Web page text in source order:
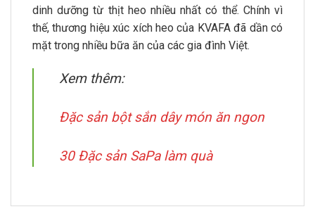
dinh dưỡng từ thịt heo nhiều nhất có thể. Chính vì
thế, thương hiệu xúc xích heo của KVAFA đã dần có
mặt trong nhiều bữa ăn của các gia đình Việt.
Xem thêm:
Đặc sản bột sắn dây món ăn ngon
30 Đặc sản SaPa làm quà